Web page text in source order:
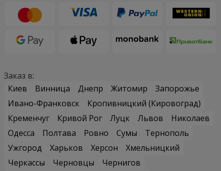
Заказ в:
Киев
Винница Днепр Житомир
Запорожье
Ивано-Франковск
Кропивницкий (Кировоград)
Кременчуг
Кривой Рог Луцк Львов
Николаев
Одесса
Полтава Ровно Сумы
Тернополь
Ужгород
Харьков Херсон
Хмельницкий
Черкассы
Черновцы
Чернигов